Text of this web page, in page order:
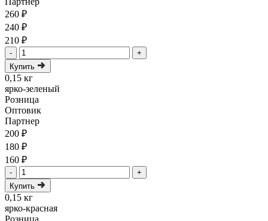
260 ₽
240 ₽
210 ₽
-
+
Купить
0,15 кг
ярко-зеленый
Розница
Оптовик
Партнер
200 ₽
180 ₽
160 ₽
-
+
Купить
0,15 кг
ярко-красная